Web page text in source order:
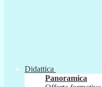
Didattica
Panoramica